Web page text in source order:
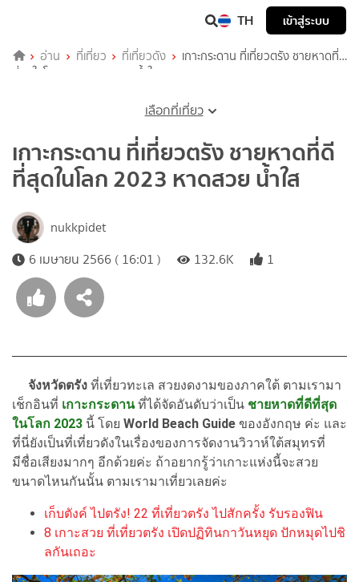
TH เข้าสู่ระบบ
อ่าน ที่เที่ยว ที่เที่ยวดัง
เกาะกระดาน ที่เที่ยวตรัง ชายหาดที่ดี
ที่สุดในโลก 2023 หาดสวย น้ำใส
เลือกที่เที่ยว
เกาะกระดาน ที่เที่ยวตรัง ชายหาดที่ดี
ที่สุดในโลก 2023 หาดสวย น้ำใส
nukkpidet
6 เมษายน 2566 ( 16:01 )
132.6K 1
จังหวัดตรัง ที่เที่ยวทะเล สวยงดงามของภาคใต้ ตามเรามา
เช็กอินที่ เกาะกระดานที่ได้จัดอันดับว่าเป็น ชายหาดที่ดีที่สุด
ในโลก 2023 นี้ โดย World Beach Guide ของอังกฤษ ค่ะ และ
ที่นี่ยังเป็นที่เที่ยวดังในเรื่องของการจัดงานวิวาห์ใต้สมุทรที่
มีชื่อเสียงมากๆ อีกด้วยค่ะ ถ้าอยากรู้ว่าเกาะแห่งนี้จะสวย
ขนาดไหนกันนั้น ตามเรามาเที่ยวเลยค่ะ
เก็บตังค์ ไปตรัง! 22 ที่เที่ยวตรัง ไปสักครั้ง รับรองฟิน
8 เกาะสวย ที่เที่ยวตรัง เปิดปฏิทินกาวันหยุด ปักหมุดไปชิ
ลกันเถอะ